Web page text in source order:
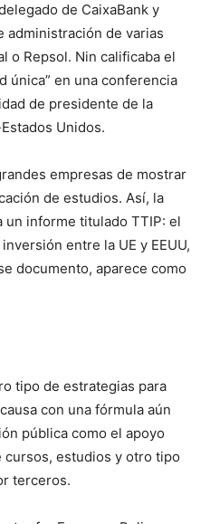
de CaixaBank y
administración de varias
o Repsol. Nin calificaba el
única” en una conferencia
de presidente de la
Unidos.
empresas de mostrar
de estudios. Así, la
un informe titulado TTIP: el
entre la UE y EEUU,
documento, aparece como
tipo de estrategias para
con una fórmula aún
pública como el apoyo
estudios y otro tipo
terceros.